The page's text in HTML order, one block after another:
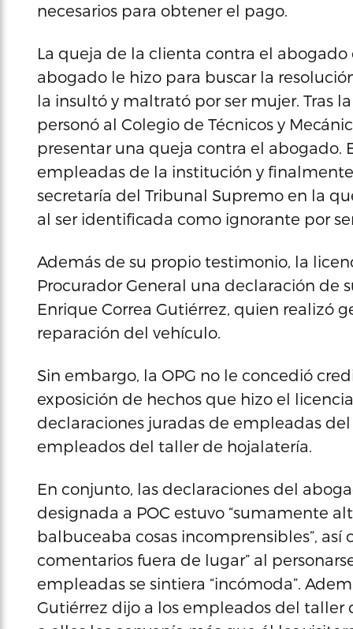
necesarios para obtener el pago.
La queja de la clienta contra el
abogado le hizo para buscar la
la insultó y maltrató por ser mujer. Tras
personó al Colegio de Técnicos y
presentar una queja contra el abogado.
empleadas de la institución y
secretaría del Tribunal Supremo en la
al ser identificada como ignorante por
Además de su propio testimonio, la
Procurador General una declaración de
Enrique Correa Gutiérrez, quien realizó
reparación del vehículo.
Sin embargo, la OPG no le concedió
exposición de hechos que hizo el
declaraciones juradas de empleadas
empleados del taller de hojalatería.
En conjunto, las declaraciones del
designada a POC estuvo “sumamente
balbuceaba cosas incomprensibles”, así
comentarios fuera de lugar” al
empleadas se sintiera “incómoda”.
Gutiérrez dijo a los empleados del taller